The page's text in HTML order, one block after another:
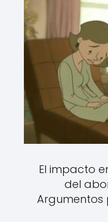
El impacto
del
Argumentos